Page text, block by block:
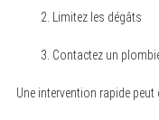
Limitez les dégâts
Contactez un
Une intervention rapide